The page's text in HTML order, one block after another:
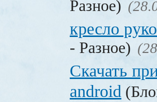
Разное)
кресло
- Разное)
Скачать
android